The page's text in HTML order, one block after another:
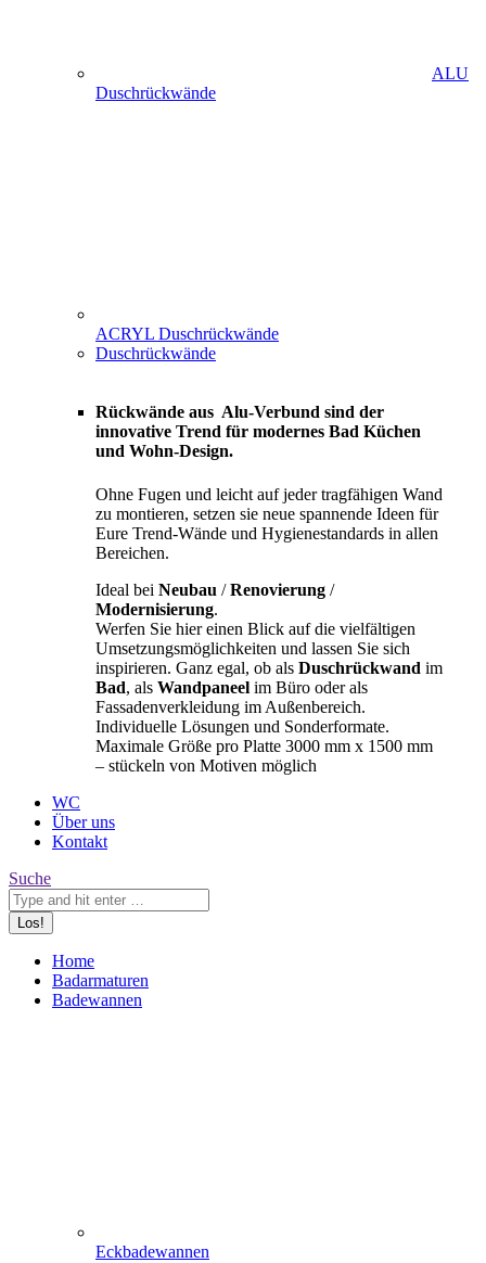
ALU
Duschrückwände
ACRYL Duschrückwände
Duschrückwände
Rückwände aus Alu-Verbund sind der
innovative Trend für modernes Bad Küchen
und Wohn-Design.
Ohne Fugen und leicht auf jeder tragfähigen Wand
zu montieren, setzen sie neue spannende Ideen für
Eure Trend-Wände und Hygienestandards in allen
Bereichen.
Ideal bei Neubau /Renovierung /
Modernisierung.
Werfen Sie hier einen Blick auf die vielfältigen
Umsetzungsmöglichkeiten und lassen Sie sich
inspirieren. Ganz egal, ob als Duschrückwand im
Bad, als Wandpaneel im Büro oder als
Fassadenverkleidung im Außenbereich.
Individuelle Lösungen und Sonderformate.
Maximale Größe pro Platte 3000 mm x 1500 mm
– stückeln von Motiven möglich
WC
Über uns
Kontakt
Search:
Suche
Home
Badarmaturen
Badewannen
Eckbadewannen